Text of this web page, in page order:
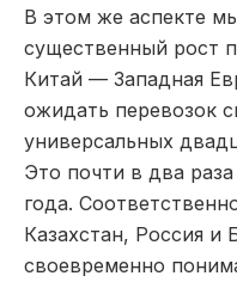
В этом же аспекте
существенный рост
Китай — Западная
ожидать перевозок
универсальных
Это почти в два
года.
Казахстан, Россия и
своевременно